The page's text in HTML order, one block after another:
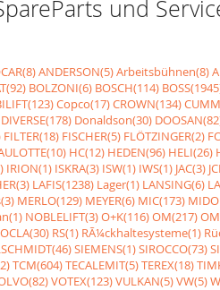
und
ANDERSON(5)Arbeitsbühnen(8)
BOLZONI(6) BOSCH(114)
Copco(17)CROWN(134)
DIVERSE(178) Donaldson(30)
FILTER(18) FISCHER(5) FLÖTZINGER(2)
HC(12) HEDEN(96) HELI(26)
IRION(1) ISKRA(3) ISW(1) IWS(1) JAC(3)
LAFIS(1238) Lager(1) LANSING(6)
MERLO(129) MEYER(6) MIC(173)
NOBLELIFT(3)O+K(116)OM(217)
RS(1) RÃ¼ckhaltesysteme(1)
SIEMENS(1)SIROCCO(73)
TCM(604)TECALEMIT(5)TEREX(18)
VOTEX(123)VULKAN(5)VW(5)